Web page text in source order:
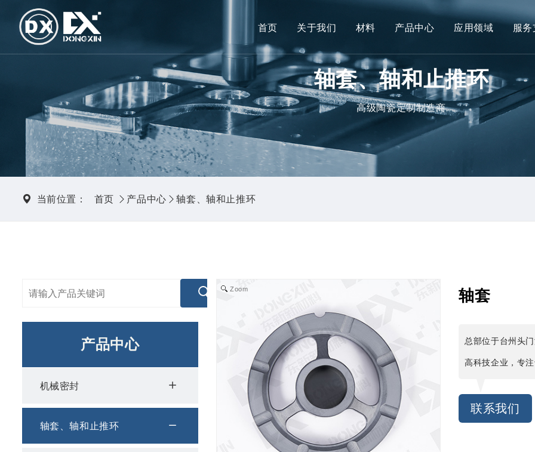
首页 关于我们 材料 产品中心 应用领域 服
轴套、轴和止推环
高级陶瓷定制制造商
当前位置： 首页 产品中心 轴套、轴和止推环
产品中心
机械密封
轴套、轴和止推环
Zoom 轴套
总部位于台州头
高科技企业，专
联系我们